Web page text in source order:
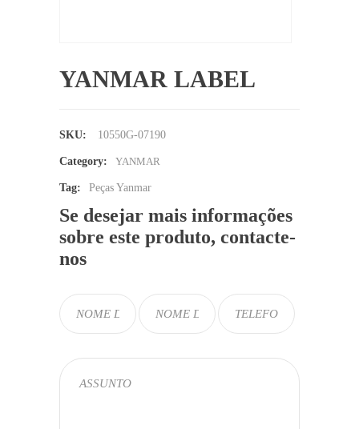
YANMAR LABEL
SKU: 10550G-07190
Category: YANMAR
Tag: Peças Yanmar
Se desejar mais informações
sobre este produto, contacte-
nos